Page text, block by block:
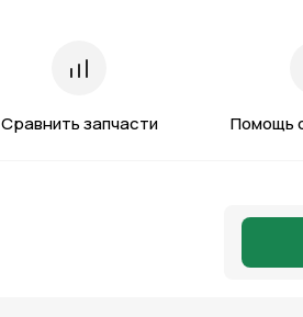
Сравнить запчасти Помощь